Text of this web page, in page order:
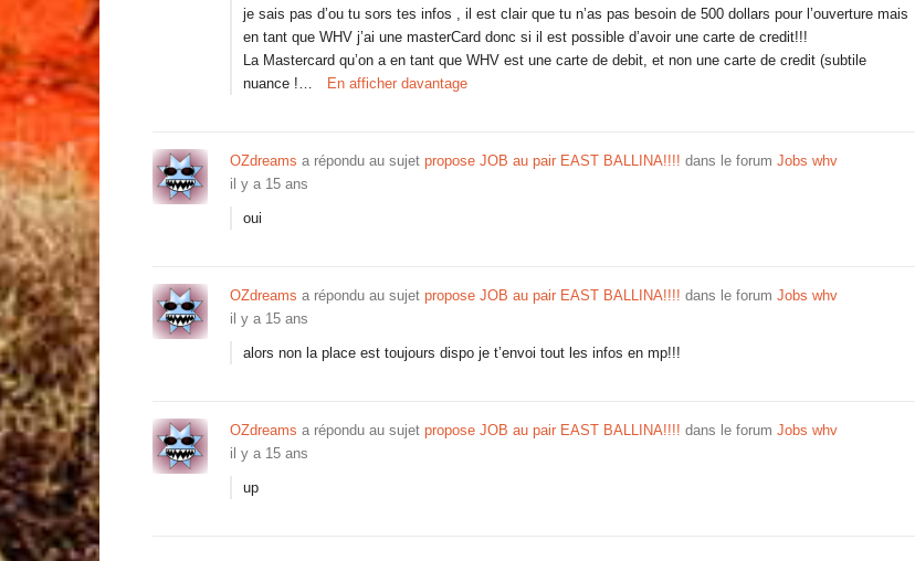
je sais pas d’ou tu sors tes infos , il est clair que tu n’as pas besoin de 500 dollars pour l’ouverture mais
en tant que WHV j’ai une masterCard donc si il est possible d’avoir une carte de credit!!!
La Mastercard qu’on a en tant que WHV est une carte de debit, et non une carte de credit (subtile
nuance !…
En afficher davantage
OZdreams a répondu au sujet propose JOB au pair EAST BALLINA!!!! dans le forum Jobs whv
il y a 15 ans
oui
OZdreams a répondu au sujet propose JOB au pair EAST BALLINA!!!! dans le forum Jobs whv
il y a 15 ans
alors non la place est toujours dispo je t’envoi tout les infos en mp!!!
OZdreams a répondu au sujet propose JOB au pair EAST BALLINA!!!! dans le forum Jobs whv
il y a 15 ans
up